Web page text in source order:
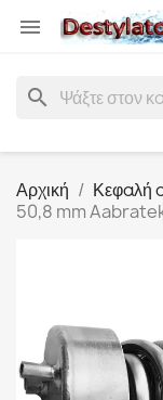

search
Αρχική Κεφαλή
50,8 mm